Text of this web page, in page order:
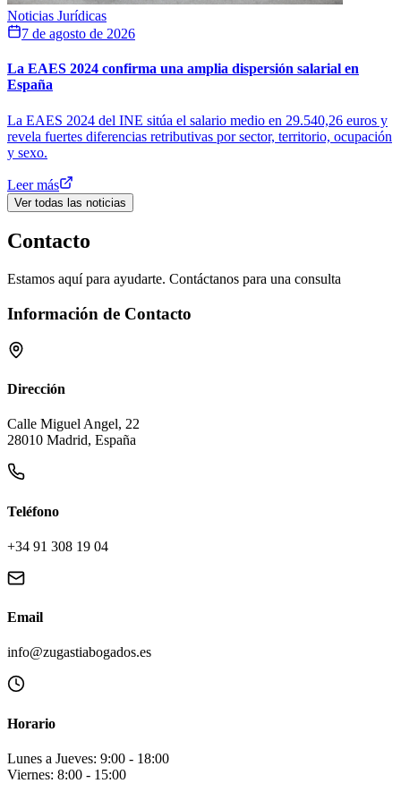
Noticias Jurídicas
7 de agosto de 2026
La EAES 2024 confirma una amplia dispersión salarial en
España
La EAES 2024 del INE sitúa el salario medio en 29.540,26 euros y
revela fuertes diferencias retributivas por sector, territorio, ocupación
y sexo.
Leer más
Ver todas las noticias
Contacto
Estamos aquí para ayudarte. Contáctanos para una consulta
Información de Contacto
Dirección
Calle Miguel Angel, 22
28010 Madrid, España
Teléfono
+34 91 308 19 04
Email
info@zugastiabogados.es
Horario
Lunes a Jueves: 9:00 - 18:00
Viernes: 8:00 - 15:00